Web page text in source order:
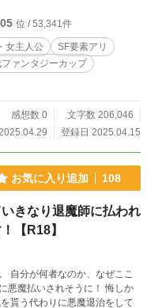
位 / 53,341件
女主人公
SF要素アリ
ァンタジーカップ
感想数 0
文字数 206,046
登録日 2025.04.15
お気に入り追加 108
きなり退魔師に払われ
【R18】
自分が何者なのか、なぜここ
悪魔払いされそうに！ 悔しか